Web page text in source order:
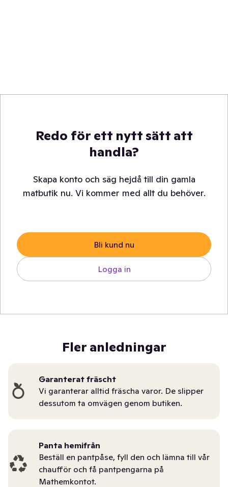
Redo för ett nytt sätt att
handla?
Skapa konto och säg hejdå till din gamla
matbutik nu. Vi kommer med allt du behöver.
Bli kund nu
Logga in
Fler anledningar
Garanterat fräscht
Vi garanterar alltid fräscha varor. De slipper
dessutom ta omvägen genom butiken.
Panta hemifrån
Beställ en pantpåse, fyll den och lämna till vår
chaufför och få pantpengarna på
Mathemkontot.